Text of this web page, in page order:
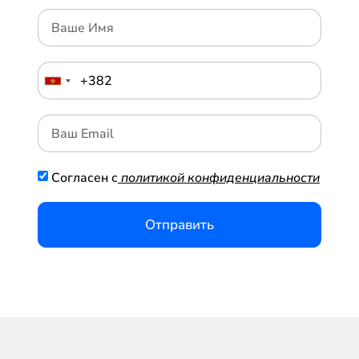
Согласен с политикой конфиденциальности
Отправить